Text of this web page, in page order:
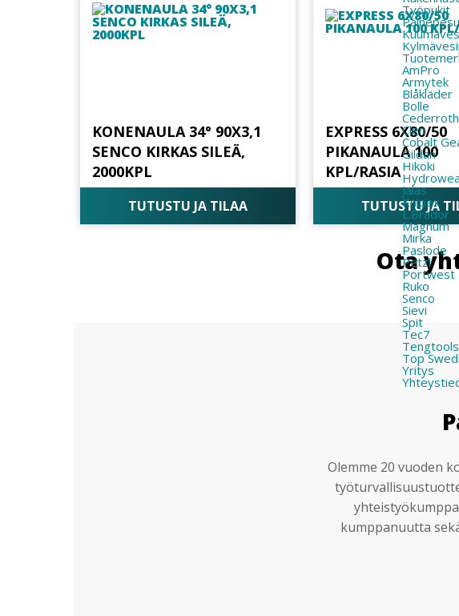
Työpukit
AmPro
Armytek
Blåkläder
Bolle
Cederroth
Clen
Cobalt
Gildan
Hikoki
Jalas
Knipex
L.Brador
Magnum
Mirka
Paslode
Petzl
Portwest
Ruko
Senco
Sievi
Spit
Tec7
Tengtools
Top
Yritys
KONENAULA 34° 90X3,1
SENCO KIRKAS SILEÄ,
2000KPL
TUTUSTU JA TILAA
EXPRESS 6X80/50
PIKANAULA 100
KPL/RASIA
TUTUSTU JA
Ota
Olemme 20 vuoden
kumppanuutta